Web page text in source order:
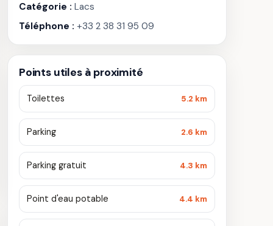
Catégorie : Lacs
Téléphone : +33 2 38 31 95 09
Points utiles à proximité
Toilettes 5.2 km
Parking 2.6 km
Parking gratuit 4.3 km
Point d'eau potable 4.4 km